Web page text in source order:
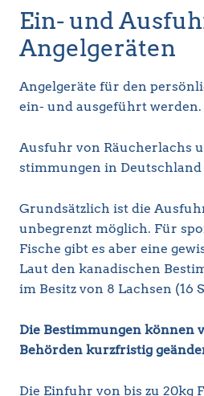
Ein- und
Angelgeräten
Angelgeräte für den
ein- und ausgeführt werden.
Ausfuhr von Räucherlachs
stimmungen in Deutschland
Grundsätzlich ist die
unbegrenzt möglich. Für
Fische gibt es aber eine
Laut den kanadischen
im Besitz von 8 Lachsen (16
Die Bestimmungen können
Behörden kurzfristig
Die Einfuhr von bis zu 20kg